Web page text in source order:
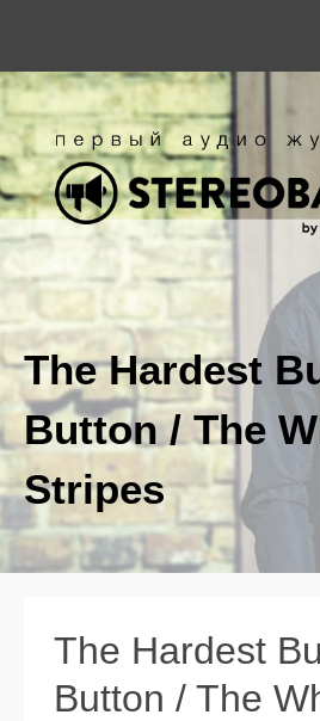
The Hardest
Button / The
Stripes
The Hardest
Button / The